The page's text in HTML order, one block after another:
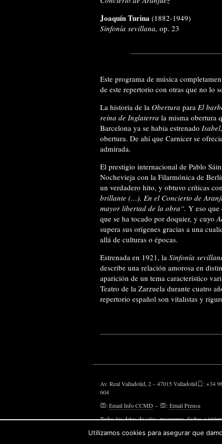
Joaquín Turina (1882-1949)
Sinfonía sevillana, op. 23
Este programa de música
de este repertorio con otras que no lo
La historia de la Obertura para El
reina de Inglaterra la misma obertura
Barcelona ya se había estrenado Isabel,
obertura. De ahí que Carnicer se
admirada.
El prestigio internacional de Pablo
Nochevieja con la Filarmónica de
un verdadero hito, y obtuvo críticas
brillante (…). En el Concierto de
mayor libertad de la obra“. Y eso
que se ha tocado por doquier, y cuyo
supera sus orígenes gracias a una
allá de culturas o épocas.
Estrenada en 1921, la Sinfonía
describe una relación amorosa en
aparición de un tema característico
Teatro de la Zarzuela durante cuatro
repertorio español son vitalistas y
Av. Real Valladolid, 2 – 47015 Valladolid
: +34
604
:Email Info CCMD – : Email Prensa
Todos los datos de salas, programas, fechas e
Utilizamos cookies para asegurar que